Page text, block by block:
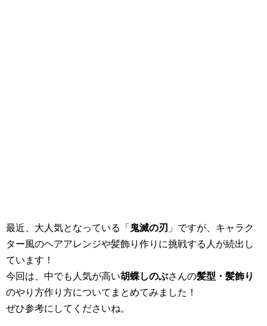
最近、大人気となっている「 鬼滅の刃 」ですが、キャラク
ター風のヘアアレンジや髪飾り作りに挑戦する人が続出し
ています！
今回は、中でも人気が高い胡蝶しのぶさんの髪型・髪飾り
のやり方作り方についてまとめてみました！
ぜひ参考にしてくださいね。